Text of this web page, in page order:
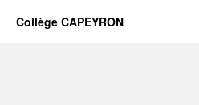
Collège CAPEYRON